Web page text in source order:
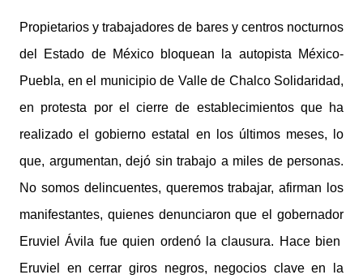
Propietarios y trabajadores de bares y centros nocturnos
del Estado de México bloquean la autopista México-
Puebla, en el municipio de Valle de Chalco Solidaridad,
en protesta por el cierre de establecimientos que ha
realizado el gobierno estatal en los últimos meses, lo
que, argumentan, dejó sin trabajo a miles de personas.
No somos delincuentes, queremos trabajar, afirman los
manifestantes, quienes denunciaron que el gobernador
Eruviel Ávila fue quien ordenó la clausura. Hace bien
Eruviel en cerrar giros negros, negocios clave en la